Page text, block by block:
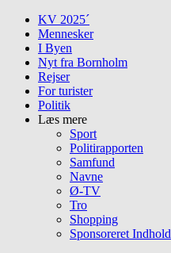
Skip
content
KV 2025´
Mennesker
I Byen
Nyt fra Bornholm
Rejser
For turister
Politik
Læs mere
Sport
Politirapporten
Samfund
Navne
Ø-TV
Tro
Shopping
Sponsoreret Indhold